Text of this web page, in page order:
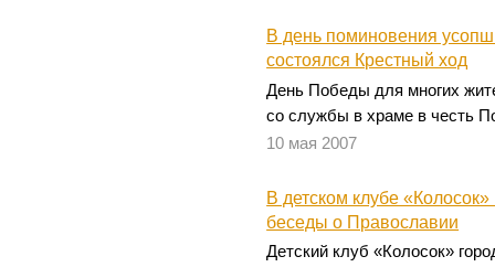
В день поминовения
состоялся Крестный ход
День Победы для многих
со службы в храме в честь
10 мая 2007
В детском клубе
беседы о Православии
Детский клуб «Колосок»